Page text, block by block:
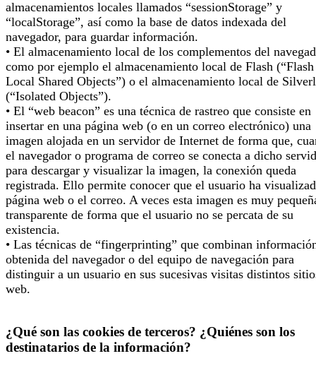
almacenamientos locales llamados “sessionStorage” y
“localStorage”, así como la base de datos indexada del
navegador, para guardar información.
• El almacenamiento local de los complementos del
como por ejemplo el almacenamiento local de Flash (“Flash
Local Shared Objects”) o el almacenamiento local de
(“Isolated Objects”).
• El “web beacon” es una técnica de rastreo que consiste en
insertar en una página web (o en un correo electrónico) una
imagen alojada en un servidor de Internet de forma que,
el navegador o programa de correo se conecta a dicho
para descargar y visualizar la imagen, la conexión queda
registrada. Ello permite conocer que el usuario ha
página web o el correo. A veces esta imagen es muy
transparente de forma que el usuario no se percata de su
existencia.
• Las técnicas de “fingerprinting” que combinan
obtenida del navegador o del equipo de navegación para
distinguir a un usuario en sus sucesivas visitas distintos
web.
¿Qué son las cookies de terceros? ¿Quiénes son los
destinatarios de la información?